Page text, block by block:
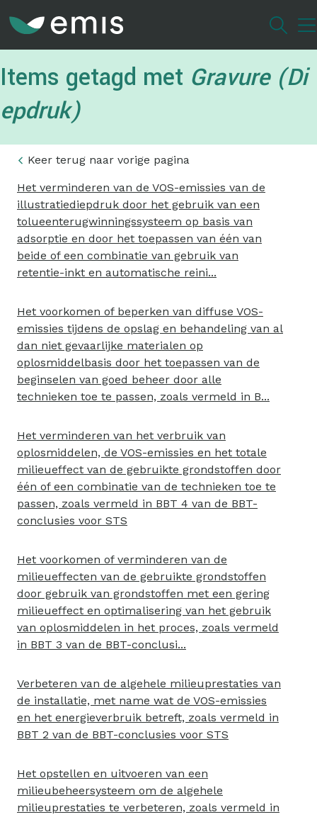
inhoud
Items getagd met Gravure (Di
epdruk)
Keer terug naar vorige pagina
Het verminderen van de VOS-emissies van de
illustratiediepdruk door het gebruik van een
tolueenterugwinningssysteem op basis van
adsorptie en door het toepassen van één van
beide of een combinatie van gebruik van
retentie-inkt en automatische reini...
Het voorkomen of beperken van diffuse VOS-
emissies tijdens de opslag en behandeling van al
dan niet gevaarlijke materialen op
oplosmiddelbasis door het toepassen van de
beginselen van goed beheer door alle
technieken toe te passen, zoals vermeld in B...
Het verminderen van het verbruik van
oplosmiddelen, de VOS-emissies en het totale
milieueffect van de gebruikte grondstoffen door
één of een combinatie van de technieken toe te
passen, zoals vermeld in BBT 4 van de BBT-
conclusies voor STS
Het voorkomen of verminderen van de
milieueffecten van de gebruikte grondstoffen
door gebruik van grondstoffen met een gering
milieueffect en optimalisering van het gebruik
van oplosmiddelen in het proces, zoals vermeld
in BBT 3 van de BBT-conclusi...
Verbeteren van de algehele milieuprestaties van
de installatie, met name wat de VOS-emissies
en het energieverbruik betreft, zoals vermeld in
BBT 2 van de BBT-conclusies voor STS
Het opstellen en uitvoeren van een
milieubeheersysteem om de algehele
milieuprestaties te verbeteren, zoals vermeld in